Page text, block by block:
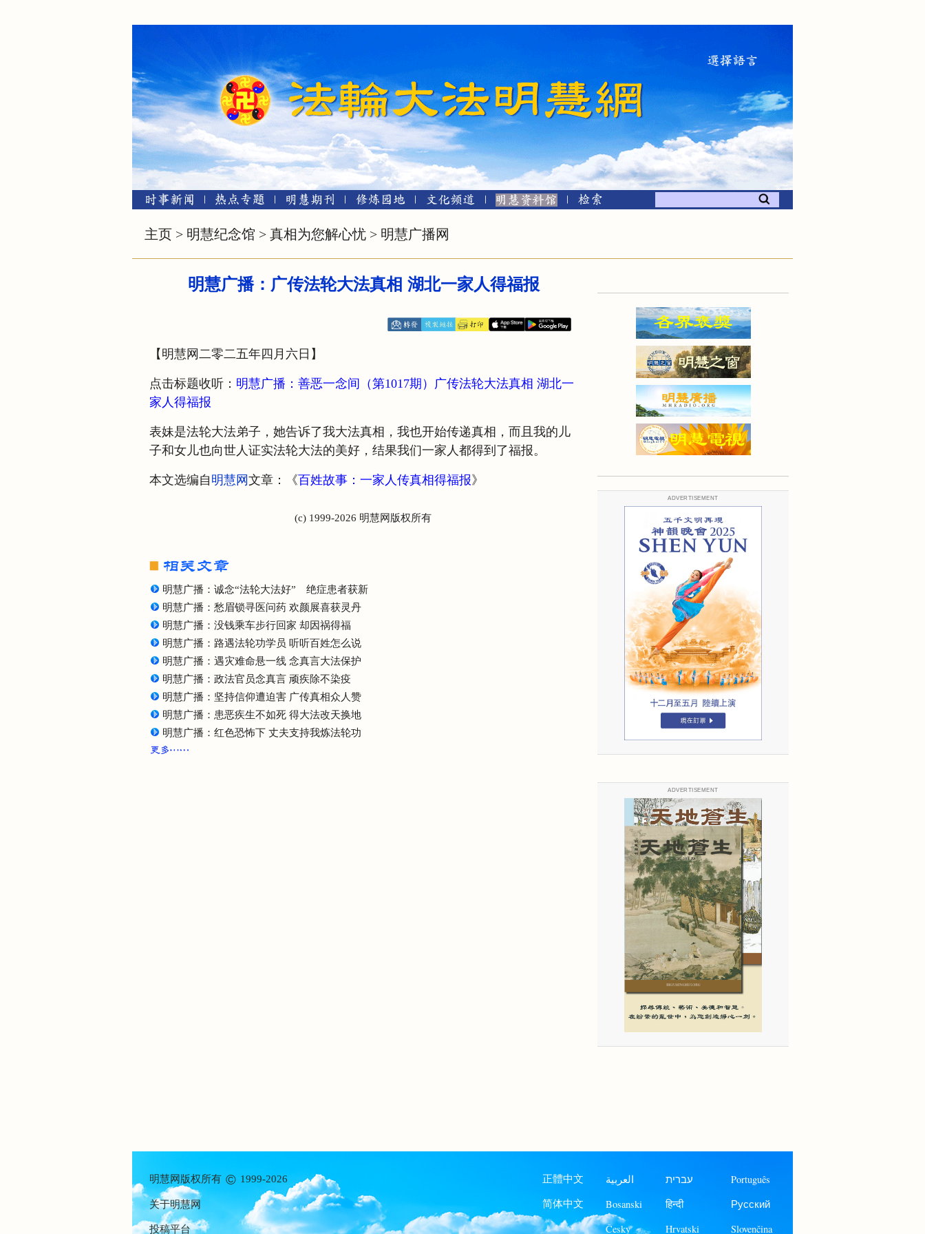
主页 > 明慧纪念馆 > 真相为您解心忧 > 明慧广播网
明慧广播：广传法轮大法真相 湖北一家人得福报
【明慧网二零二五年四月六日】
点击标题收听： 明慧广播：善恶一念间（第1017期）广传法轮大法真相 湖北一
家人得福报
表妹是法轮大法弟子，她告诉了我大法真相，我也开始传递真相，而且我的儿
子和女儿也向世人证实法轮大法的美好，结果我们一家人都得到了福报。
本文选编自 明慧网 文章：《百姓故事：一家人传真相得福报》
(c) 1999-2026 明慧网版权所有
明慧广播：诚念“法轮大法好” 绝症患者获新
明慧广播：愁眉锁寻医问药 欢颜展喜获灵丹
明慧广播：没钱乘车步行回家 却因祸得福
明慧广播：路遇法轮功学员 听听百姓怎么说
明慧广播：遇灾难命悬一线 念真言大法保护
明慧广播：政法官员念真言 顽疾除不染疫
明慧广播：坚持信仰遭迫害 广传真相众人赞
明慧广播：患恶疾生不如死 得大法改天换地
明慧广播：红色恐怖下 丈夫支持我炼法轮功
ADVERTISEMENT
ADVERTISEMENT
明慧网版权所有 © 1999-2026
关于明慧网
投稿平台
正體中文
简体中文
العربية
Bosanski
Česky
עברית
हिन्दी
Hrvatski
Português
Русский
Slovenčina